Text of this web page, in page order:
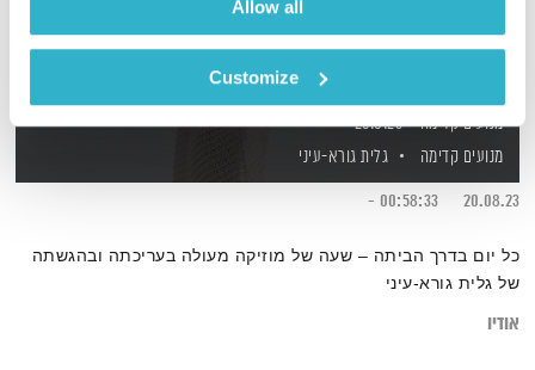
Allow all
Customize
מנועים קדימה – 20.8.23
מנועים קדימה
גלית גורא-עיני
20.08.23
00:58:33 -
כל יום בדרך הביתה – שעה של מוזיקה מעולה בעריכתה ובהגשתה
של גלית גורא-עיני
אודיו